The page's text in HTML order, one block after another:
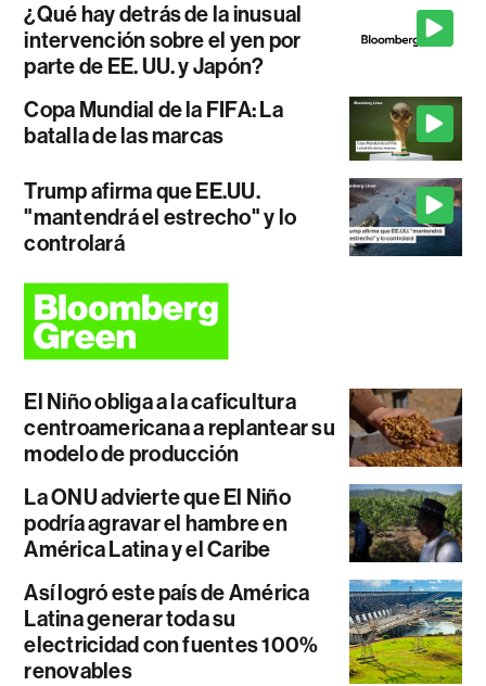
¿Qué hay detrás de la inusual
intervención sobre el yen por
parte de EE. UU. y Japón?
Copa Mundial de la FIFA: La
batalla de las marcas
Trump afirma que EE.UU.
"mantendrá el estrecho" y lo
controlará
El Niño obliga a la caficultura
centroamericana a replantear su
modelo de producción
La ONU advierte que El Niño
podría agravar el hambre en
América Latina y el Caribe
Así logró este país de América
Latina generar toda su
electricidad con fuentes 100%
renovables